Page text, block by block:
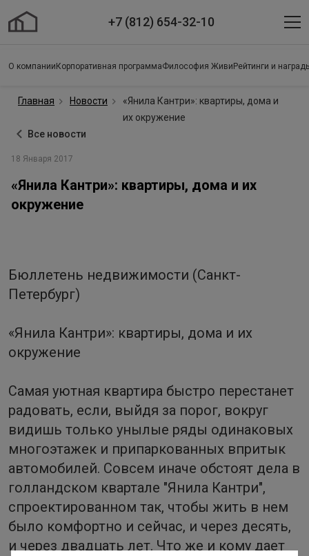
+7 (812) 654-32-10
О компании Корпоративная программаФилософия Живи Рейтинги и
Главная Новости
«Янила Кантри»: квартиры, дома и
их окружение
Все новости
18 Января 2017
«Янила Кантри»: квартиры, дома и их
окружение
Бюллетень недвижимости (Санкт-
Петербург)
«Янила Кантри»: квартиры, дома и их
окружение
Самая уютная квартира быстро перестанет
радовать, если, выйдя за порог, вокруг
видишь только унылые ряды одинаковых
многоэтажек и припаркованных впритык
автомобилей. Совсем иначе обстоят дела в
голландском квартале "Янила Кантри",
спроектированном так, чтобы жить в нем
было комфортно и сейчас, и через десять,
и через двадцать лет. Что же и кому дает